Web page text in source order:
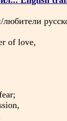
of love,